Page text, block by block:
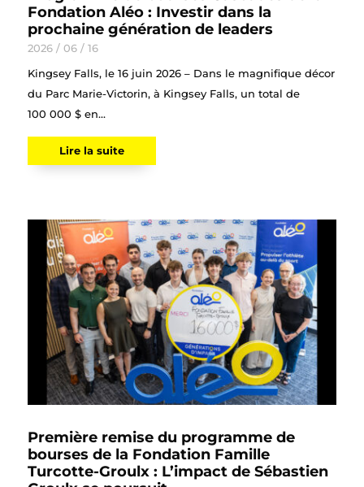
Fondation Aléo : Investir dans la
prochaine génération de leaders
2026 / 06 / 16
Kingsey Falls, le 16 juin 2026 – Dans le magnifique décor
du Parc Marie-Victorin, à Kingsey Falls, un total de
100 000 $ en...
Lire la suite
Première remise du programme de
bourses de la Fondation Famille
Turcotte-Groulx : L’impact de Sébastien